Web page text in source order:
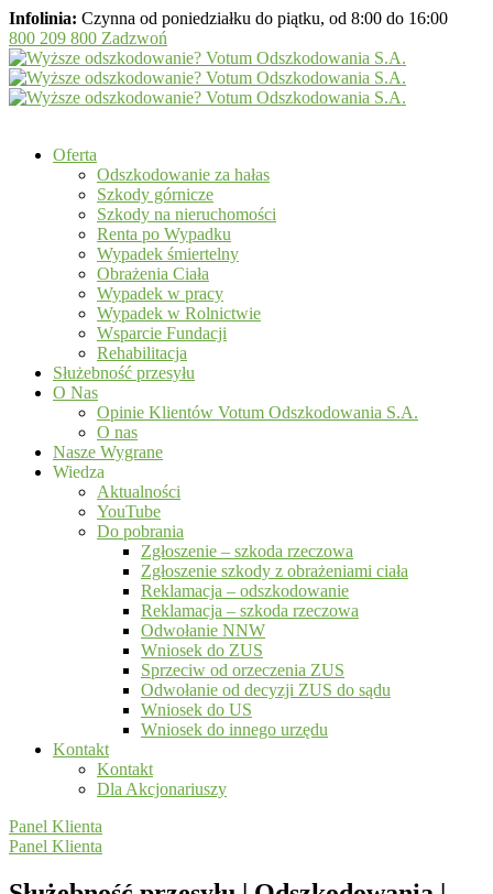
Infolinia: Czynna od poniedziałku do piątku, od 8:00 do 16:00
800 209 800 Zadzwoń
Oferta
Odszkodowanie za hałas
Szkody górnicze
Szkody na nieruchomości
Renta po Wypadku
Wypadek śmiertelny
Obrażenia Ciała
Wypadek w pracy
Wypadek w Rolnictwie
Wsparcie Fundacji
Rehabilitacja
Służebność przesyłu
O Nas
Opinie Klientów Votum Odszkodowania S.A.
O nas
Nasze Wygrane
Wiedza
Aktualności
YouTube
Do pobrania
Zgłoszenie – szkoda rzeczowa
Zgłoszenie szkody z obrażeniami ciała
Reklamacja – odszkodowanie
Reklamacja – szkoda rzeczowa
Odwołanie NNW
Wniosek do ZUS
Sprzeciw od orzeczenia ZUS
Odwołanie od decyzji ZUS do sądu
Wniosek do US
Wniosek do innego urzędu
Kontakt
Kontakt
Dla Akcjonariuszy
Panel Klienta
Panel Klienta